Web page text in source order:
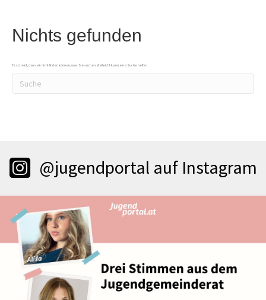
Nichts gefunden
Es scheint, dass wir nicht finden können, was Sie suchen. Vielleicht kann eine Suche helfen.
@jugendportal auf Instagram